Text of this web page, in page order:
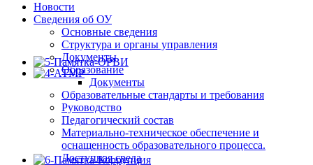
Новости
Сведения об ОУ
Основные сведения
Структура и органы управления
Документы
Образование
Документы
Образовательные стандарты и требования
Руководство
Педагогический состав
Материально-техническое обеспечение и
оснащенность образовательного процесса.
Доступная среда